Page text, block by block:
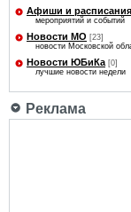
Афиши и расписания
мероприятий и событий
Новости МО [23]
новости Московской
Новости ЮБиКа [0]
лучшие новости недели
Реклама